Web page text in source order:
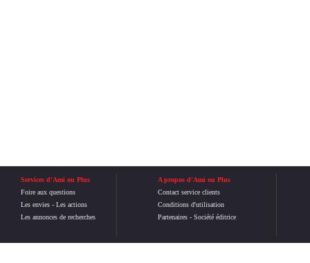
Services d'Ami ou Plus
Foire aux questions
Les envies - Les actions
Les annonces de recherches
A propos d'Ami ou Plus
Contact service clients
Conditions d'utilisation
Partenaires- Société éditrice